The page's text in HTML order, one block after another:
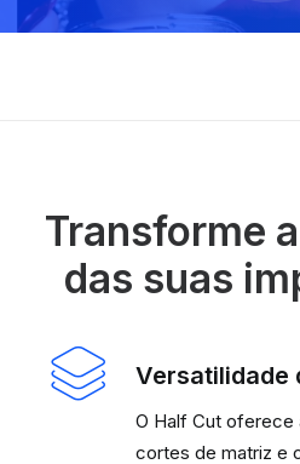
Transforme
das suas
Versatilidade
O Half Cut oferece
cortes de matriz e